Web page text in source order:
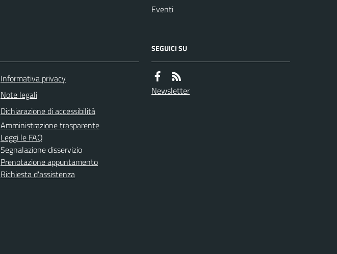
Eventi
Informativa privacy
Note legali
Dichiarazione di accessibilità
Amministrazione trasparente
Leggi le FAQ
Segnalazione disservizio
Prenotazione appuntamento
Richiesta d'assistenza
SEGUICI SU
Newsletter